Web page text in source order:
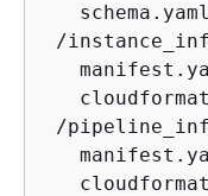
   schema.yaml
/
/